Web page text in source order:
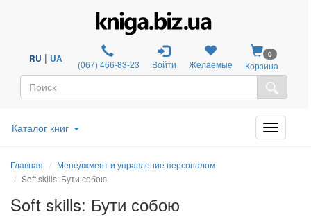
RU | UA (067) 466-83-23 Войти Желаемые
0
Корзина
Каталог книг
Главная
Менеджмент и управление персоналом
Soft skills: Бути собою
Soft skills: Бути собою